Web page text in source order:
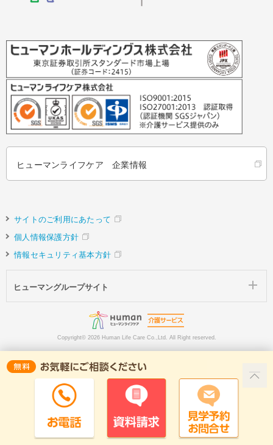
ヒューマンライフケア 企業情報
サイトのご利用にあたって
個人情報保護方針
情報セキュリティ基本方針
ヒューマングループサイト
Copyright© 2026 Human Life Care Co.,Ltd. All Right reserved.